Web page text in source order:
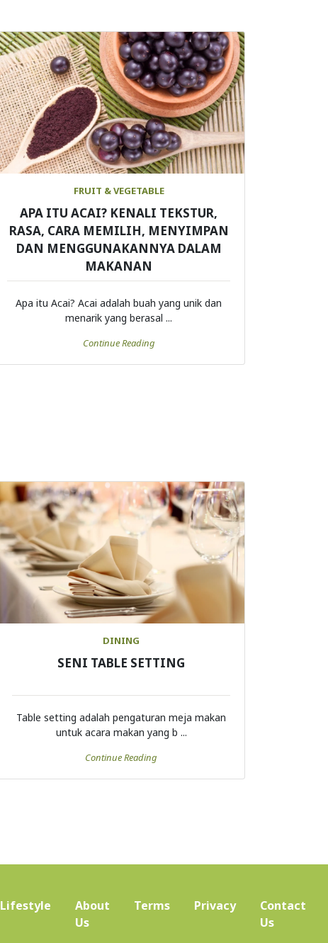
FRUIT & VEGETABLE
APA ITU ACAI? KENALI TEKSTUR,
RASA, CARA MEMILIH, MENYIMPAN
DAN MENGGUNAKANNYA DALAM
MAKANAN
Apa itu Acai? Acai adalah buah yang unik dan
menarik yang berasal ...
Continue Reading
DINING
SENI TABLE SETTING
Table setting adalah pengaturan meja makan
untuk acara makan yang b ...
Continue Reading
Lifestyle
About
Us(current)
Terms Privacy
Contact
Us